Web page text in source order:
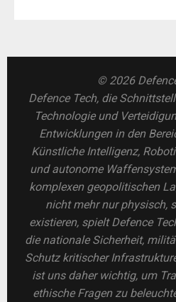
© 2026
Defence Tech, die
Technologie und
Entwicklungen in den
Künstliche Intelligenz,
und autonome
komplexen geopolitischen
nicht mehr nur physisch,
existieren, spielt Defence
die nationale Sicherheit,
Schutz kritischer
ist uns daher wichtig, um
ethische Fragen zu